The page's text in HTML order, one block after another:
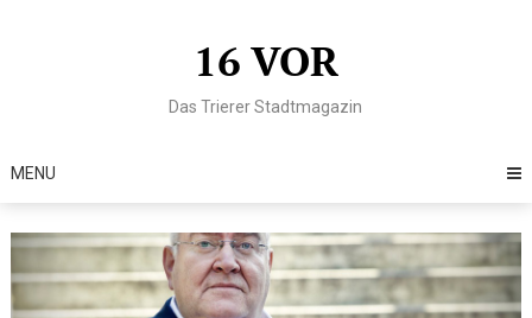
16 VOR
Das Trierer Stadtmagazin
MENU